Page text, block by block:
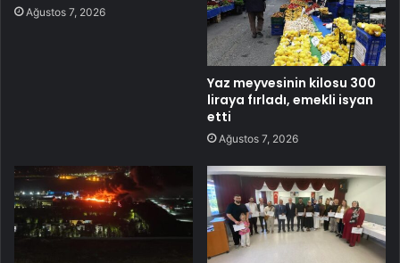
Ağustos 7, 2026
Yaz meyvesinin kilosu 300
liraya fırladı, emekli isyan
etti
Ağustos 7, 2026